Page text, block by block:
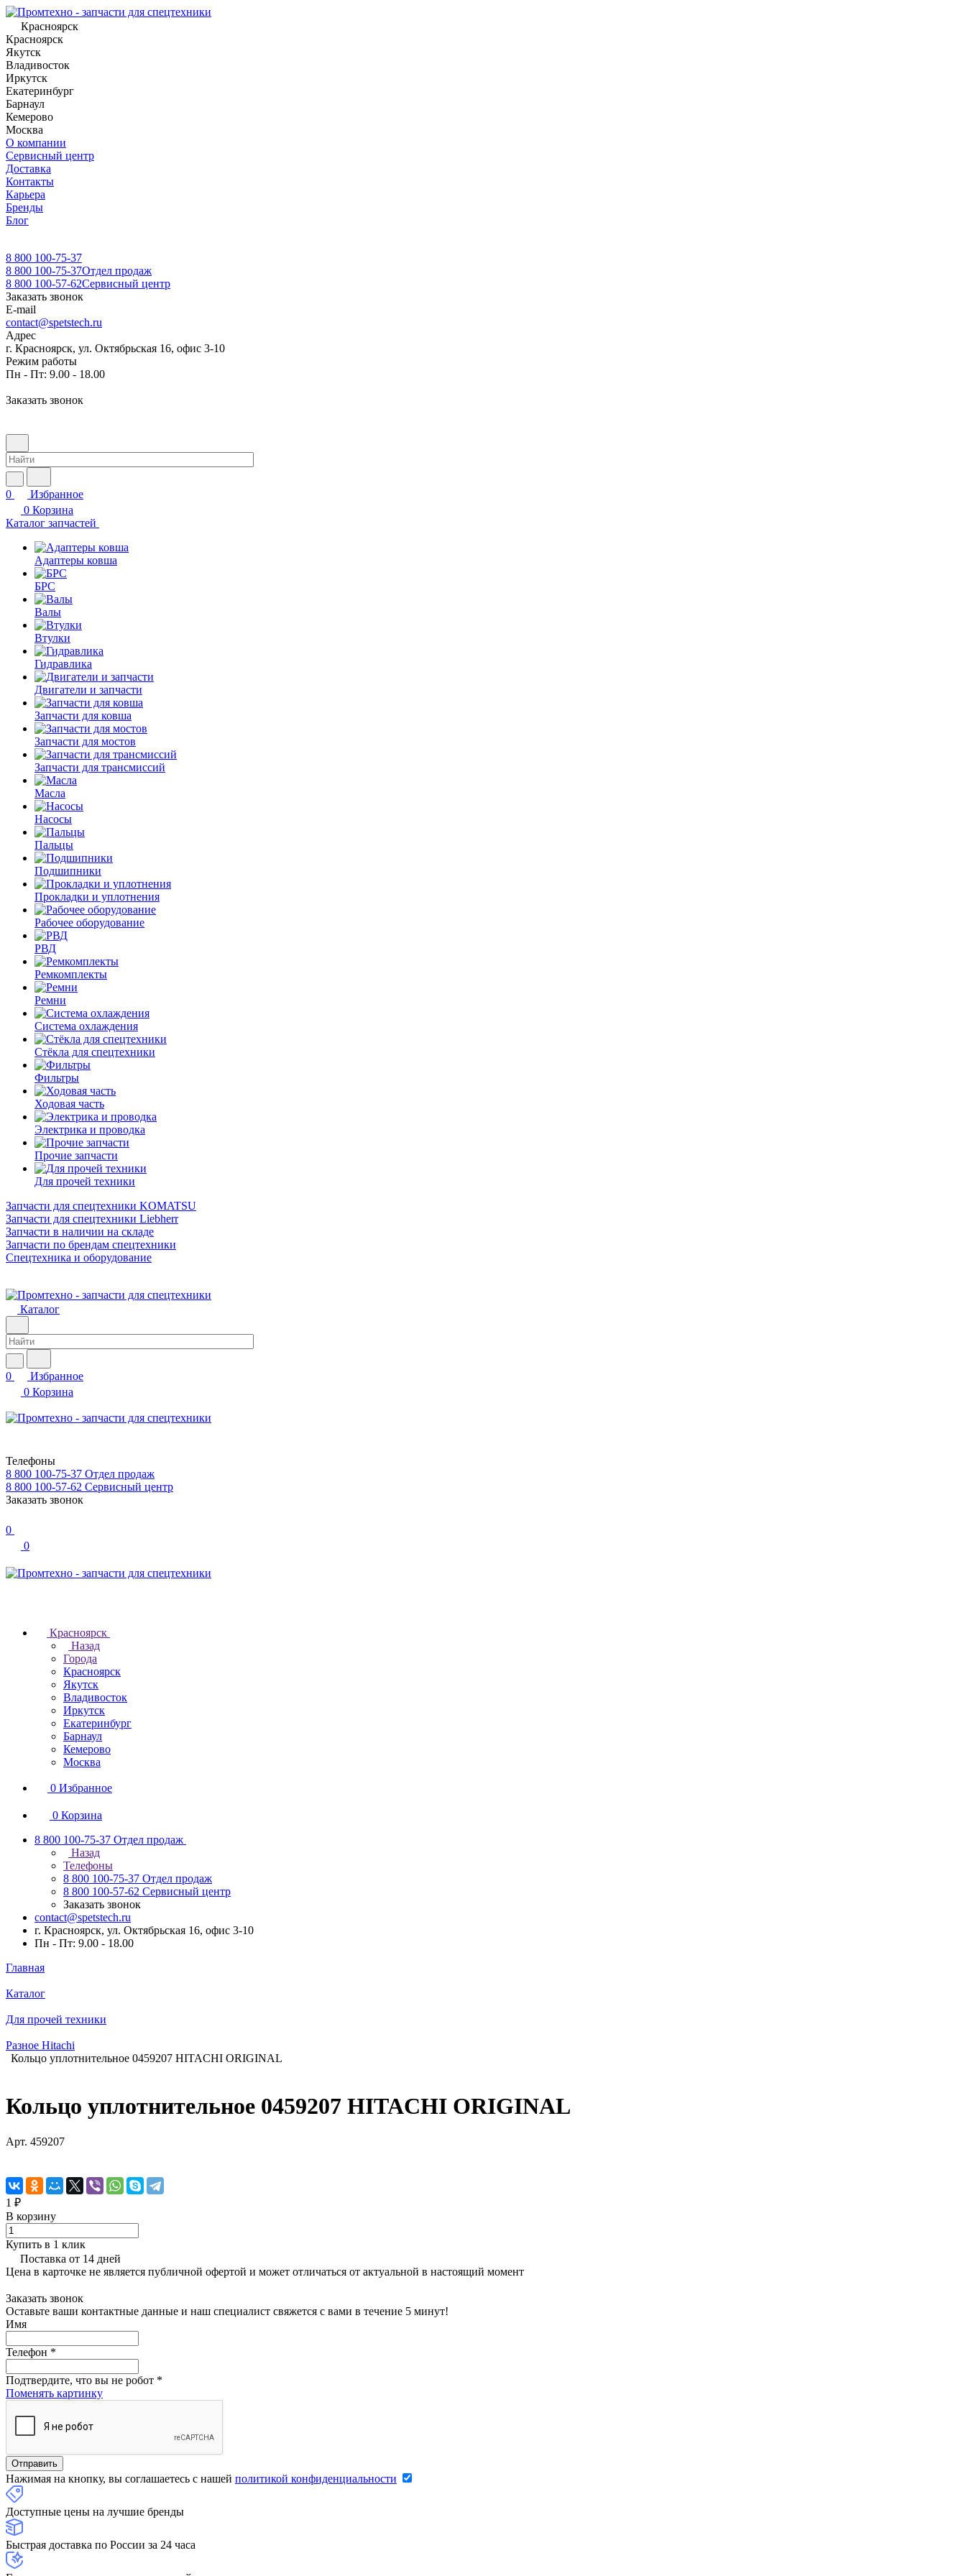
Красноярск
Красноярск
Якутск
Владивосток
Иркутск
Екатеринбург
Барнаул
Кемерово
Москва
О компании
Сервисный центр
Доставка
Контакты
Карьера
Бренды
Блог
8 800 100-75-37
8 800 100-75-37Отдел продаж
8 800 100-57-62Сервисный центр
Заказать звонок
E-mail
contact@spetstech.ru
Адрес
г. Красноярск, ул. Октябрьская 16, офис 3-10
Режим работы
Пн - Пт: 9.00 - 18.00
Заказать звонок
0
Избранное
0 Корзина
Каталог запчастей
Адаптеры ковша
БРС
Валы
Втулки
Гидравлика
Двигатели и запчасти
Запчасти для ковша
Запчасти для мостов
Запчасти для трансмиссий
Масла
Насосы
Пальцы
Подшипники
Прокладки и уплотнения
Рабочее оборудование
РВД
Ремкомплекты
Ремни
Система охлаждения
Стёкла для спецтехники
Фильтры
Ходовая часть
Электрика и проводка
Прочие запчасти
Для прочей техники
Запчасти для спецтехники KOMATSU
Запчасти для спецтехники Liebherr
Запчасти в наличии на складе
Запчасти по брендам спецтехники
Спецтехника и оборудование
Каталог
0
Избранное
0 Корзина
Телефоны
8 800 100-75-37 Отдел продаж
8 800 100-57-62 Сервисный центр
Заказать звонок
0
0
Красноярск
Назад
Города
Красноярск
Якутск
Владивосток
Иркутск
Екатеринбург
Барнаул
Кемерово
Москва
0 Избранное
0 Корзина
8 800 100-75-37 Отдел продаж
Назад
Телефоны
8 800 100-75-37 Отдел продаж
8 800 100-57-62 Сервисный центр
Заказать звонок
contact@spetstech.ru
г. Красноярск, ул. Октябрьская 16, офис 3-10
Пн - Пт: 9.00 - 18.00
Главная
Каталог
Для прочей техники
Разное Hitachi
Кольцо уплотнительное 0459207 HITACHI ORIGINAL
Кольцо уплотнительное 0459207 HITACHI ORIGINAL
Арт. 459207
1 ₽
В корзину
Купить в 1 клик
Поставка от 14 дней
Цена в карточке не является публичной офертой и может отличаться от актуальной в настоящий момент
Заказать звонок
Оставьте ваши контактные данные и наш специалист свяжется с вами в течение 5 минут!
Имя
Телефон *
Подтвердите, что вы не робот *
Поменять картинку
Нажимая на кнопку, вы соглашаетесь с нашей политикой конфиденциальности
Доступные цены на лучшие бренды
Быстрая доставка по России за 24 часа